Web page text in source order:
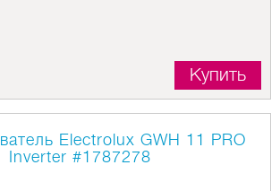
Купить
Electrolux GWH 11 PRO
Inverter #1787278